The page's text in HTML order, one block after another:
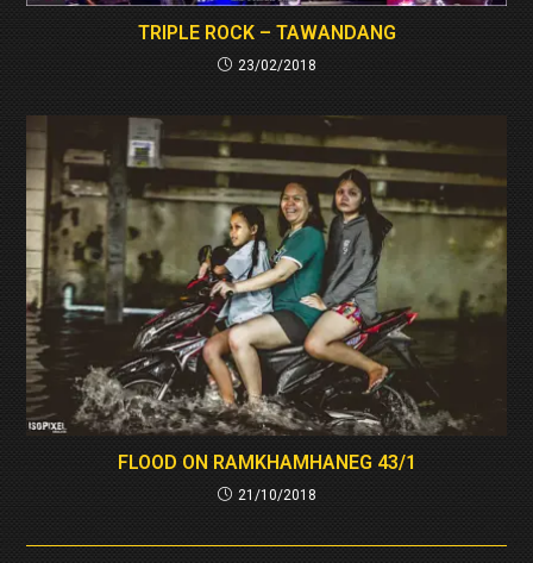
TRIPLE ROCK – TAWANDANG
23/02/2018
FLOOD ON RAMKHAMHANEG 43/1
21/10/2018